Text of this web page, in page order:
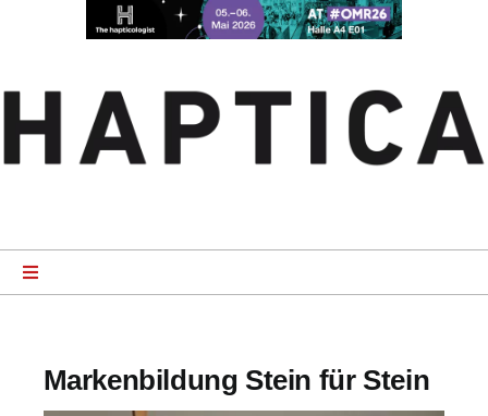
Toggle
Navigation
Markenbildung Stein für Stein